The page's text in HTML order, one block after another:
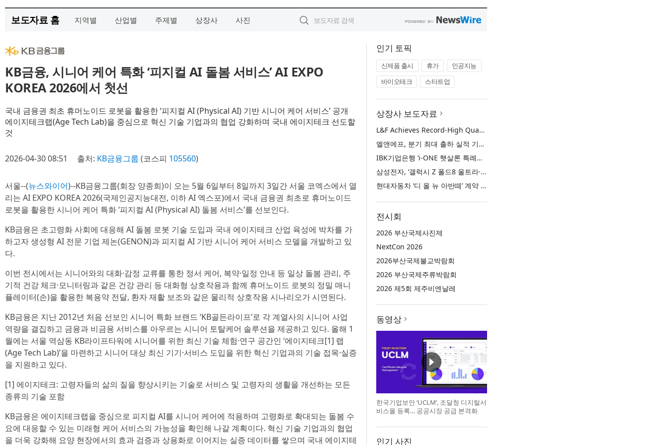
보도자료 홈 지역별 산업별 주제별 상장사 사진
KB금융, 시니어 케어 특화 ‘피지컬 AI 돌봄 서비스’ AI EXPO
KOREA 2026에서 첫선
국내 금융권 최초 휴머노이드 로봇을 활용한 ‘피지컬 AI (Physical AI) 기반 시니어 케어 서비스’ 공개
에이지테크랩(Age Tech Lab)을 중심으로 혁신 기술 기업과의 협업 강화하며 국내 에이지테크 선도할
것
2026-04-30 08:51 출처: KB금융그룹 (코스피 105560)
서울--(뉴스와이어)--KB금융그룹(회장 양종희)이 오는 5월 6일부터 8일까지 3일간 서울 코엑스에서 열
리는 AI EXPO KOREA 2026(국제인공지능대전, 이하 AI 엑스포)에서 국내 금융권 최초로 휴머노이드
로봇을 활용한 시니어 케어 특화 ‘피지컬 AI (Physical AI) 돌봄 서비스’를 선보인다.
KB금융은 초고령화 사회에 대응해 AI 돌봄 로봇 기술 도입과 국내 에이지테크 산업 육성에 박차를 가
하고자 생성형 AI 전문 기업 제논(GENON)과 피지컬 AI 기반 시니어 케어 서비스 모델을 개발하고 있
다.
이번 전시에서는 시니어와의 대화·감정 교류를 통한 정서 케어, 복약·일정 안내 등 일상 돌봄 관리, 주
기적 건강 체크·모니터링과 같은 건강 관리 등 대화형 상호작용과 함께 휴머노이드 로봇의 정밀 매니
퓰레이터(손)을 활용한 복용약 전달, 환자 재활 보조와 같은 물리적 상호작용 시나리오가 시연된다.
KB금융은 지난 2012년 처음 선보인 시니어 특화 브랜드 ‘KB골든라이프’로 각 계열사의 시니어 사업
역량을 결집하고 금융과 비금융 서비스를 아우르는 시니어 토탈케어 솔루션을 제공하고 있다. 올해 1
월에는 서울 역삼동 KB라이프타워에 시니어를 위한 최신 기술 체험·연구 공간인 ‘에이지테크[1] 랩
(Age Tech Lab)’을 마련하고 시니어 대상 최신 기기·서비스 도입을 위한 혁신 기업과의 기술 접목·실증
을 지원하고 있다.
[1] 에이지테크: 고령자들의 삶의 질을 향상시키는 기술로 서비스 및 고령자의 생활을 개선하는 모든
종류의 기술 포함
KB금융은 에이지테크랩을 중심으로 피지컬 AI를 시니어 케어에 적용하며 고령화로 확대되는 돌봄 수
요에 대응할 수 있는 미래형 케어 서비스의 가능성을 확인해 나갈 계획이다. 혁신 기술 기업과의 협업
을 더욱 강화해 요양 현장에서의 효과 검증과 상용화로 이어지는 실증 데이터를 쌓으며 국내 에이지테
인기 토픽
신제품 출시 휴가
인공지능
바이오테크
스타트업
상장사 보도자료
L&F Achieves Record-High Quarterly Shipments, Begins LFP Supply for North American ESS in Q3 Advancing its Two-Track NCM and LFP Growth Strategy
엘앤에프, 분기 최대 출하 실적 기록… 3분기 북미 ESS향 LFP 공급 착수 NCM+LFP ‘2-Track’ 성장 전략 실현
IBK기업은행 ‘i-ONE 햇살론 특례보증’ 출시
삼성전자, ‘갤럭시 Z 폴드8 울트라·폴드8·플립8’과 ‘갤럭시 워치 울트라2·워치9’ 국내 공식 출시
현대자동차 ‘디 올 뉴 아반떼’ 계약 첫날 1만 대 돌파
전시회
2026 부산국제사진제
NextCon 2026
2026부산국제불교박람회
2026 부산국제주류박람회
2026 제5회 제주비엔날레
동영상
한국기업보안 ‘UCLM’, 조달청 디지털서
비스몰 등록… 공공시장 공급 본격화
인기 사진